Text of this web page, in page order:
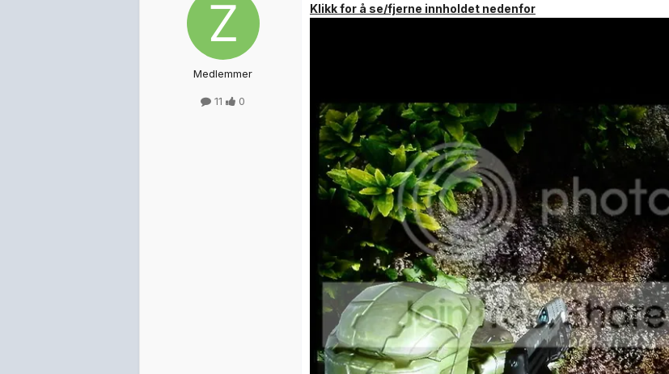
Medlemmer
11 0
Klikk for å se/fjerne innholdet nedenfor